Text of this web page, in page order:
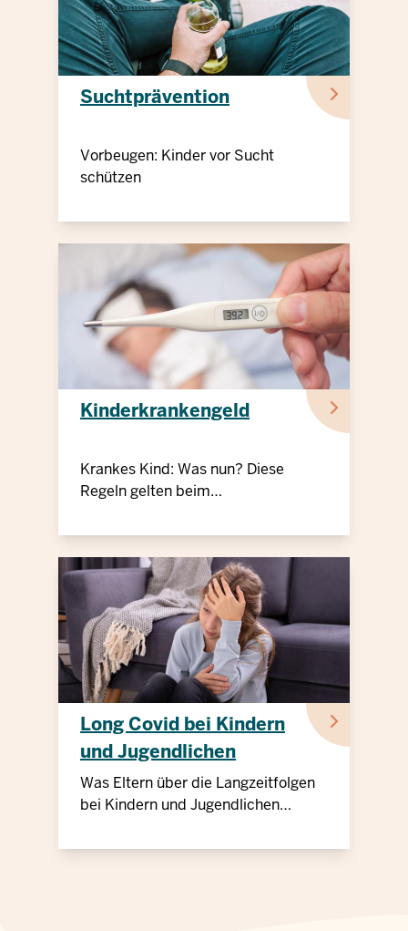
Suchtprävention
Vorbeugen: Kinder vor Sucht
schützen
Kinderkrankengeld
Krankes Kind: Was nun? Diese
Regeln gelten beim
Long Covid bei Kindern
und Jugendlichen
Was Eltern über die Langzeitfolgen
bei Kindern und Jugendlichen